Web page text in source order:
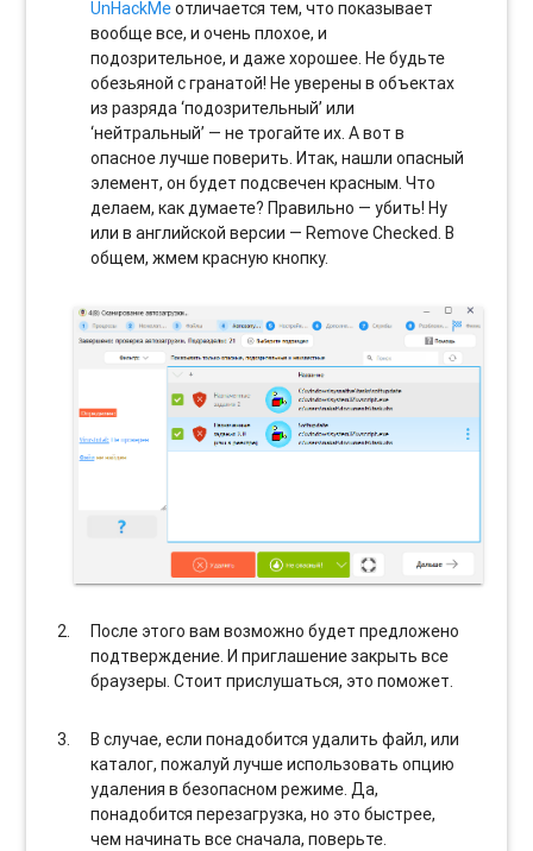
UnHackMeотличается тем, что показывает
вообще все, и очень плохое, и
подозрительное, и даже хорошее. Не будьте
обезьяной с гранатой! Не уверены в объектах
из разряда ‘подозрительный’ или
‘нейтральный’ — не трогайте их. А вот в
опасное лучше поверить. Итак, нашли опасный
элемент, он будет подсвечен красным. Что
делаем, как думаете? Правильно — убить! Ну
или в английской версии — Remove Checked. В
общем, жмем красную кнопку.
После этого вам возможно будет предложено
подтверждение. И приглашение закрыть все
браузеры. Стоит прислушаться, это поможет.
В случае, если понадобится удалить файл, или
каталог, пожалуй лучше использовать опцию
удаления в безопасном режиме. Да,
понадобится перезагрузка, но это быстрее,
чем начинать все сначала, поверьте.